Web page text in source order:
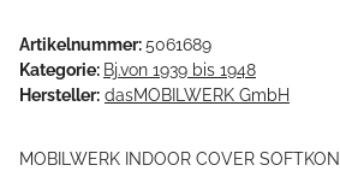
Artikelnummer:5061689
Kategorie: Bj.von 1939 bis 1948
Hersteller: dasMOBILWERK GmbH
MOBILWERK INDOOR COVER